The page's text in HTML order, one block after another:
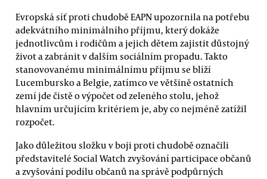
Evropská síť proti chudobě EAPN upozornila na potřebu
adekvátního minimálního příjmu, který dokáže
jednotlivcům i rodičům a jejich dětem zajistit důstojný
život a zabránit v dalším sociálním propadu. Takto
stanovovanému minimálnímu příjmu se blíží
Lucembursko a Belgie, zatímco ve většině ostatních
zemí jde čistě o výpočet od zeleného stolu, jehož
hlavním určujícím kritériem je, aby co nejméně zatížil
rozpočet.
Jako důležitou složku v boji proti chudobě označili
představitelé Social Watch zvyšování participace občanů
a zvyšování podílu občanů na správě podpůrných